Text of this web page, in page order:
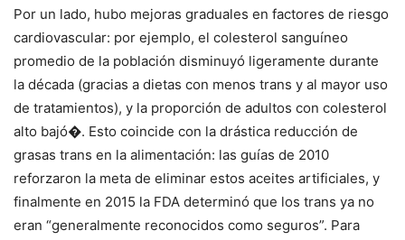
Por un lado, hubo mejoras graduales en factores de riesgo
cardiovascular: por ejemplo, el colesterol sanguíneo
promedio de la población disminuyó ligeramente durante
la década (gracias a dietas con menos trans y al mayor uso
de tratamientos), y la proporción de adultos con colesterol
alto bajó�. Esto coincide con la drástica reducción de
grasas trans en la alimentación: las guías de 2010
reforzaron la meta de eliminar estos aceites artificiales, y
finalmente en 2015 la FDA determinó que los trans ya no
eran “generalmente reconocidos como seguros”. Para